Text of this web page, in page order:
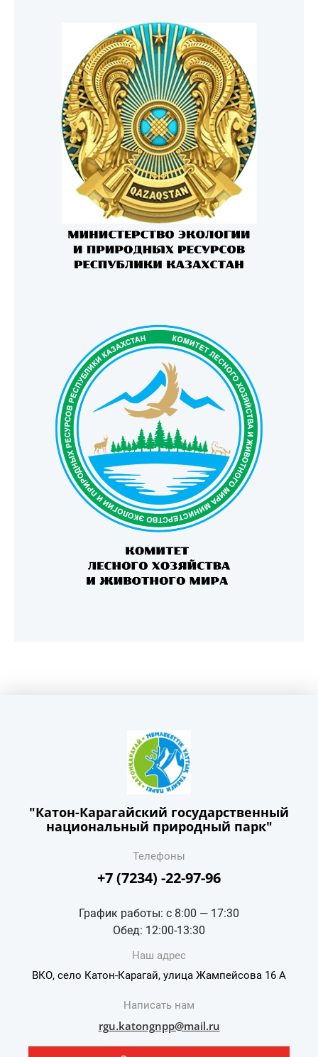
"Катон-Карагайский государственный
национальный природный парк"
Телефоны
+7 (7234) -22-97-96
График работы: с 8:00 — 17:30
Обед: 12:00-13:30
Наш адрес
ВКО, село Катон-Карагай, улица Жампейсова 16 А
Написать нам
rgu.katongnpp@mail.ru